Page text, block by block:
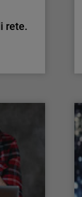
rete.
reti
la